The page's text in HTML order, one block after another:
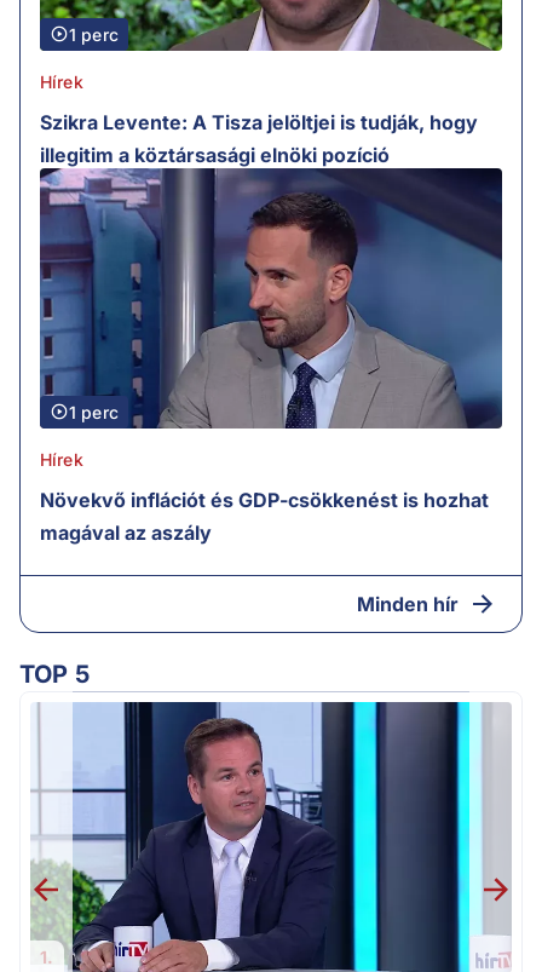
1 perc
Hírek
Szikra Levente: A Tisza jelöltjei is tudják, hogy
illegitim a köztársasági elnöki pozíció
1 perc
Hírek
Növekvő inflációt és GDP-csökkenést is hozhat
magával az aszály
Minden hír
TOP 5
1.